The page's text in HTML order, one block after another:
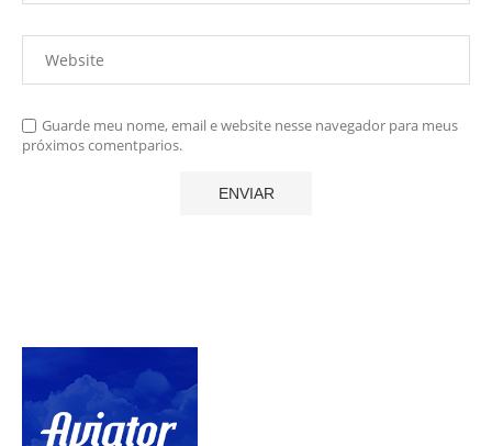
Guarde meu nome, email e website nesse navegador para meus
próximos comentparios.